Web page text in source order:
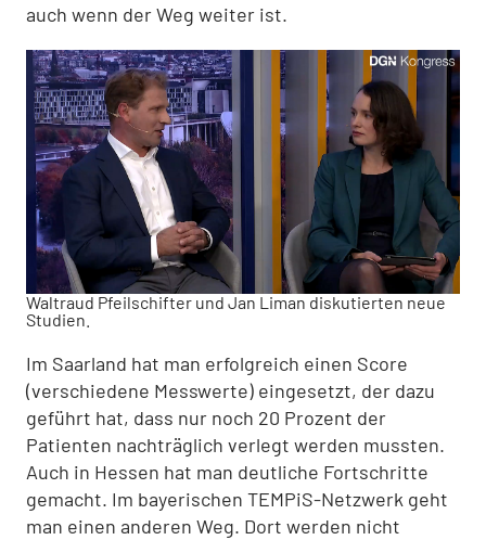
auch wenn der Weg weiter ist.
Waltraud Pfeilschifter und Jan Liman diskutierten neue
Studien.
Im Saarland hat man erfolgreich einen Score
(verschiedene Messwerte) eingesetzt, der dazu
geführt hat, dass nur noch 20 Prozent der
Patienten nachträglich verlegt werden mussten.
Auch in Hessen hat man deutliche Fortschritte
gemacht. Im bayerischen TEMPiS-Netzwerk geht
man einen anderen Weg. Dort werden nicht